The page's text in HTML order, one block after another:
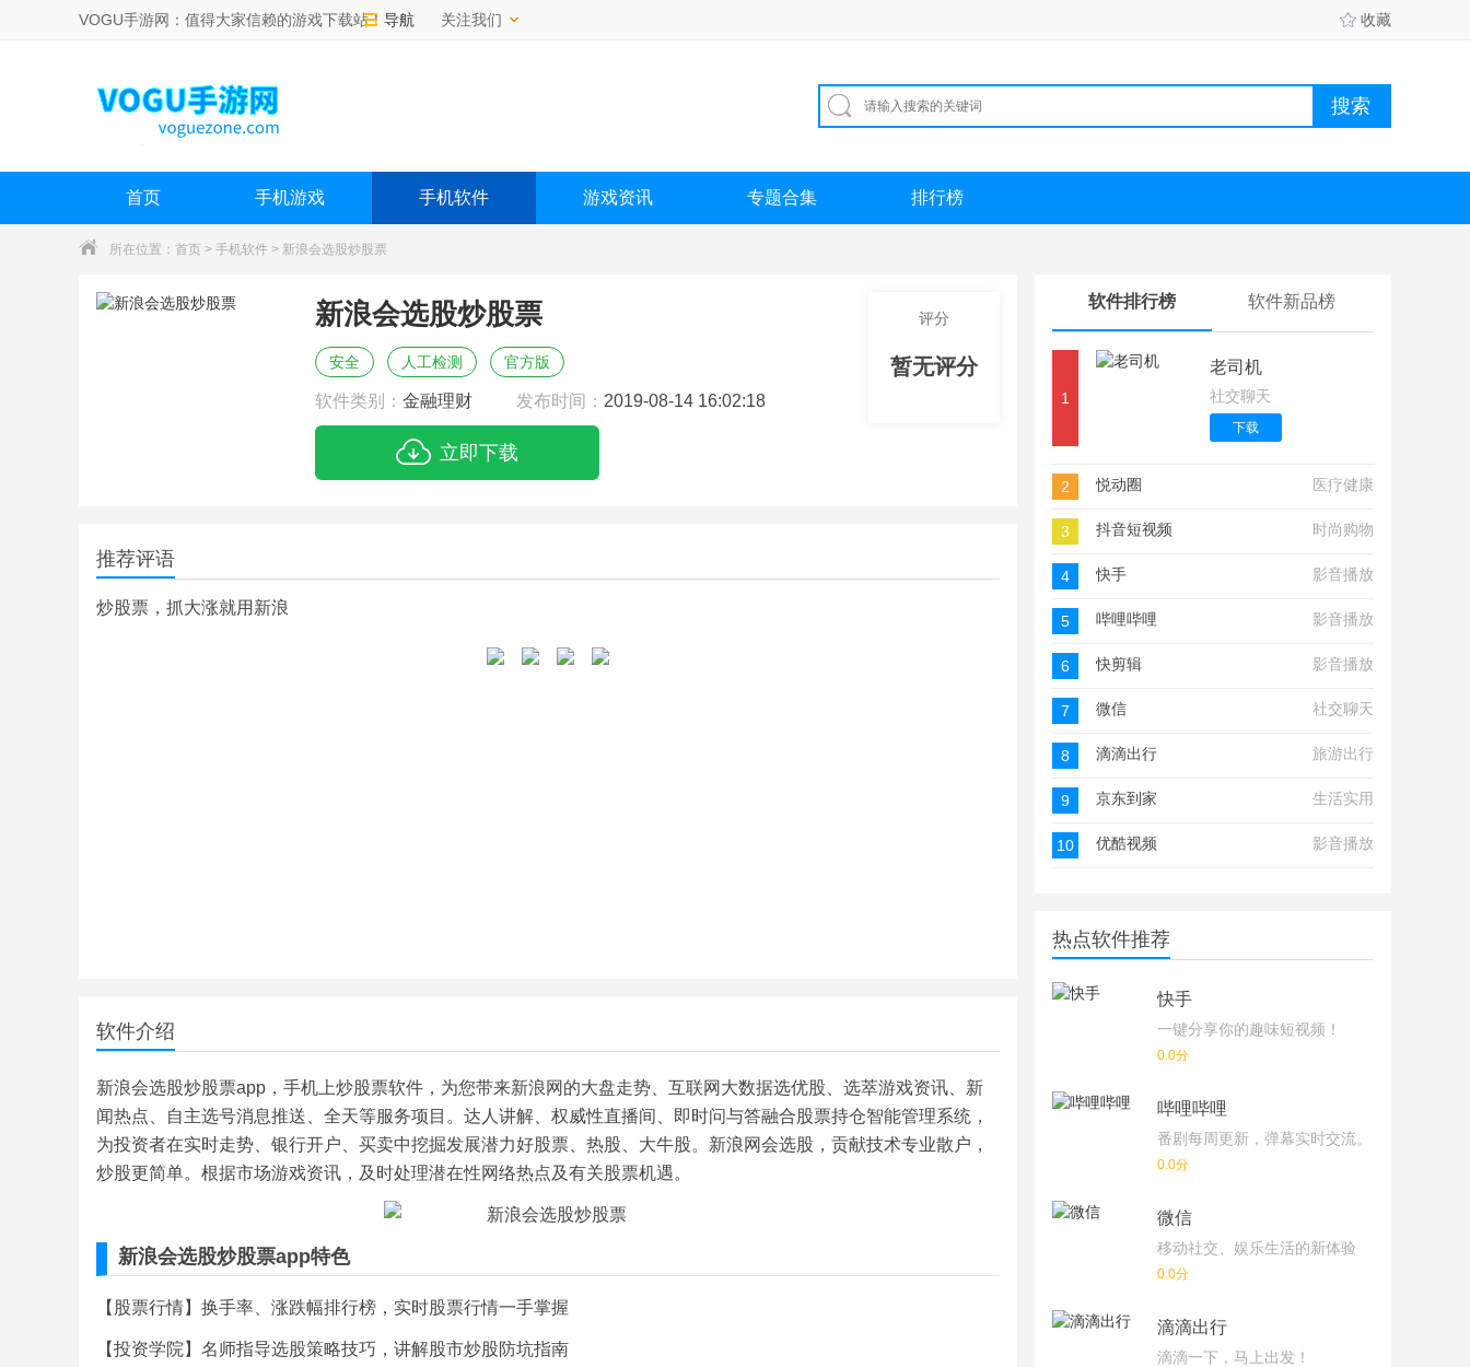
VOGU手游网：值得大家信赖的游戏下载站！ 导航 关注我们 收藏
首页 手机游戏 手机软件 游戏资讯 专题合集 排行榜
所在位置： 首页 > 手机软件 > 新浪会选股炒股票
新浪会选股炒股票
安全 人工检测 官方版
软件类别： 金融理财 发布时间： 2019-08-14 16:02:18
立即下载
评分
暂无评分
推荐评语
炒股票，抓大涨就用新浪
软件介绍
新浪会选股炒股票app，手机上炒股票软件，为您带来新浪网的大盘走势、互联网大数据选优股、选萃游戏资讯、新
闻热点、自主选号消息推送、全天等服务项目。达人讲解、权威性直播间、即时问与答融合股票持仓智能管理系统，
为投资者在实时走势、银行开户、买卖中挖掘发展潜力好股票、热股、大牛股。新浪网会选股，贡献技术专业散户，
炒股更简单。根据市场游戏资讯，及时处理潜在性网络热点及有关股票机遇。
新浪会选股炒股票app特色
【股票行情】换手率、涨跌幅排行榜，实时股票行情一手掌握
【投资学院】名师指导选股策略技巧，讲解股市炒股防坑指南
软件排行榜 软件新品榜
1
老司机
社交聊天
下载
2 悦动圈 医疗健康
3 抖音短视频 时尚购物
4 快手 影音播放
5 哔哩哔哩 影音播放
6 快剪辑 影音播放
7 微信 社交聊天
8 滴滴出行 旅游出行
9 京东到家 生活实用
10 优酷视频 影音播放
热点软件推荐
快手
一键分享你的趣味短视频！
0.0分
哔哩哔哩
番剧每周更新，弹幕实时交流。
0.0分
微信
移动社交、娱乐生活的新体验
0.0分
滴滴出行
滴滴一下，马上出发！